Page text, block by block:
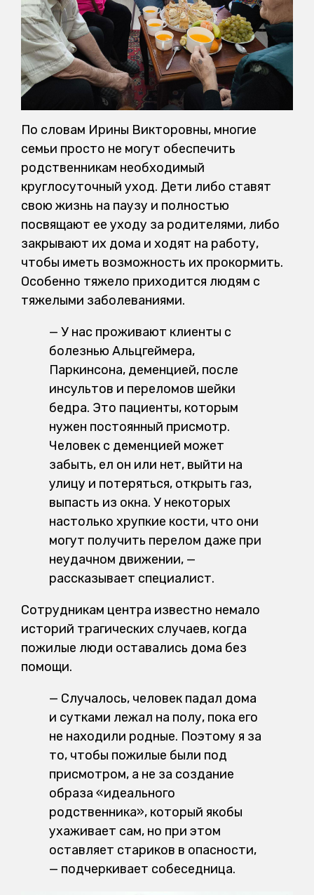
По словам Ирины Викторовны, многие
семьи просто не могут обеспечить
родственникам необходимый
круглосуточный уход. Дети либо ставят
свою жизнь на паузу и полностью
посвящают ее уходу за родителями, либо
закрывают их дома и ходят на работу,
чтобы иметь возможность их прокормить.
Особенно тяжело приходится людям с
тяжелыми заболеваниями.
— У нас проживают клиенты с
болезнью Альцгеймера,
Паркинсона, деменцией, после
инсультов и переломов шейки
бедра. Это пациенты, которым
нужен постоянный присмотр.
Человек с деменцией может
забыть, ел он или нет, выйти на
улицу и потеряться, открыть газ,
выпасть из окна. У некоторых
настолько хрупкие кости, что они
могут получить перелом даже при
неудачном движении, —
рассказывает специалист.
Сотрудникам центра известно немало
историй трагических случаев, когда
пожилые люди оставались дома без
помощи.
— Случалось, человек падал дома
и сутками лежал на полу, пока его
не находили родные. Поэтому я за
то, чтобы пожилые были под
присмотром, а не за создание
образа «идеального
родственника», который якобы
ухаживает сам, но при этом
оставляет стариков в опасности,
— подчеркивает собеседница.